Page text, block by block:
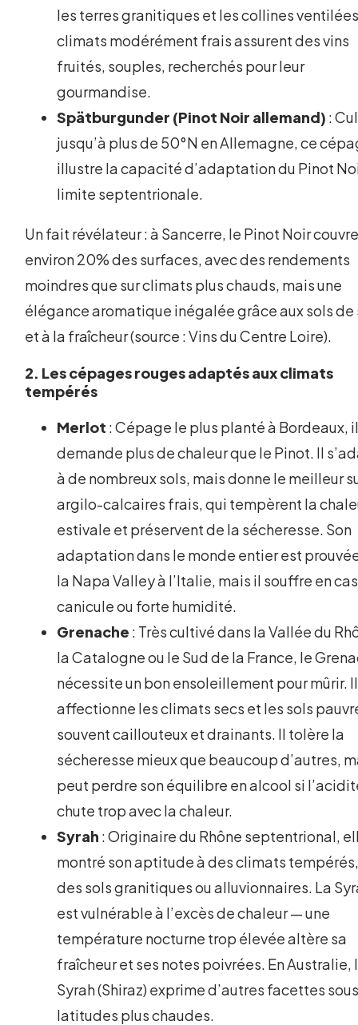
les terres granitiques et les collines
climats modérément frais assurent des vins
fruités, souples, recherchés pour leur
gourmandise.
Spätburgunder (Pinot Noir allemand) :
jusqu’à plus de 50°N en Allemagne, ce
illustre la capacité d’adaptation du Pinot
limite septentrionale.
Un fait révélateur : à Sancerre, le Pinot Noir
environ 20% des surfaces, avec des rendements
moindres que sur climats plus chauds, mais une
élégance aromatique inégalée grâce aux sols de
et à la fraîcheur (source : Vins du Centre Loire).
2. Les cépages rouges adaptés aux climats
tempérés
Merlot : Cépage le plus planté à Bordeaux,
demande plus de chaleur que le Pinot. Il
à de nombreux sols, mais donne le meilleur
argilo-calcaires frais, qui tempèrent la
estivale et préservent de la sécheresse. Son
adaptation dans le monde entier est
la Napa Valley à l’Italie, mais il souffre en
canicule ou forte humidité.
Grenache : Très cultivé dans la Vallée du
la Catalogne ou le Sud de la France, le
nécessite un bon ensoleillement pour mûrir. Il
affectionne les climats secs et les sols
souvent caillouteux et drainants. Il tolère la
sécheresse mieux que beaucoup d’autres,
peut perdre son équilibre en alcool si
chute trop avec la chaleur.
Syrah : Originaire du Rhône septentrional,
montré son aptitude à des climats
des sols granitiques ou alluvionnaires. La
est vulnérable à l’excès de chaleur — une
température nocturne trop élevée altère sa
fraîcheur et ses notes poivrées. En Australie,
Syrah (Shiraz) exprime d’autres facettes
latitudes plus chaudes.